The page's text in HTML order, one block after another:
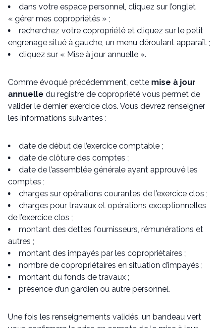
dans votre espace personnel, cliquez sur l’onglet
« gérer mes copropriétés » ;
recherchez votre copropriété et cliquez sur le petit
engrenage situé à gauche, un menu déroulant apparaît ;
cliquez sur « Mise à jour annuelle ».
Comme évoqué précédemment, cette mise à jour
annuelle du registre de copropriété vous permet de
valider le dernier exercice clos. Vous devrez renseigner
les informations suivantes :
date de début de l’exercice comptable ;
date de clôture des comptes ;
date de l’assemblée générale ayant approuvé les
comptes ;
charges sur opérations courantes de l’exercice clos ;
charges pour travaux et opérations exceptionnelles
de l’exercice clos ;
montant des dettes fournisseurs, rémunérations et
autres ;
montant des impayés par les copropriétaires ;
nombre de copropriétaires en situation d’impayés ;
montant du fonds de travaux ;
présence d’un gardien ou autre personnel.
Une fois les renseignements validés, un bandeau vert